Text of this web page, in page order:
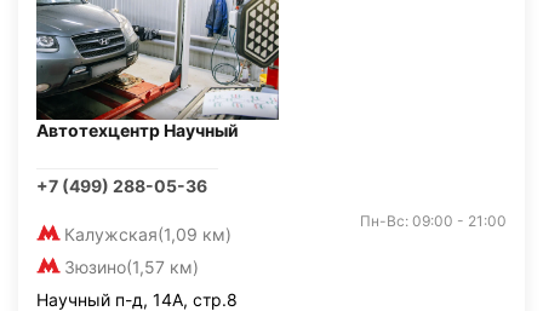
Автотехцентр Научный
+7 (499) 288-05-36
Калужская(1,09 км)
Зюзино(1,57 км)
Пн-Вс: 09:00 - 21:00
Научный п-д, 14А, стр.8